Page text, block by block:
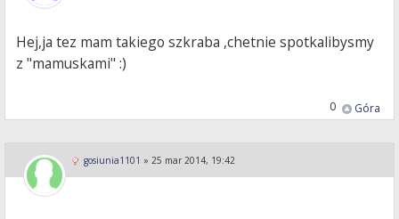
Hej,ja tez mam takiego szkraba ,chetnie spotkalibysmy
z "mamuskami" :)
Góra
0
gosiunia1101 » 25 mar 2014, 19:42